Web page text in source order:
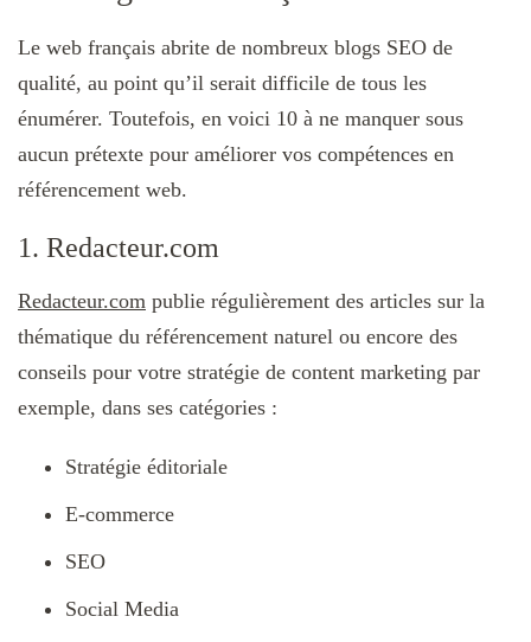
Le web français abrite de nombreux blogs SEO de
qualité, au point qu’il serait difficile de tous les
énumérer. Toutefois, en voici 10 à ne manquer sous
aucun prétexte pour améliorer vos compétences en
référencement web.
1. Redacteur.com
Redacteur.com publie régulièrement des articles sur la
thématique du référencement naturel ou encore des
conseils pour votre stratégie de content marketing par
exemple, dans ses catégories :
Stratégie éditoriale
E-commerce
SEO
Social Media